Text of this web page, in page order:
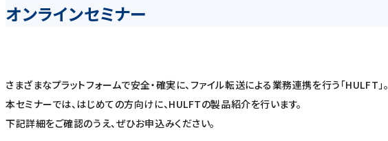
オンラインセミナー
さまざまなプラットフォームで安全・確実に、ファイル転送による業務連携を行う「HULFT」。
本セミナーでは、はじめての方向けに、HULFTの製品紹介を行います。
下記詳細をご確認のうえ、ぜひお申込みください。